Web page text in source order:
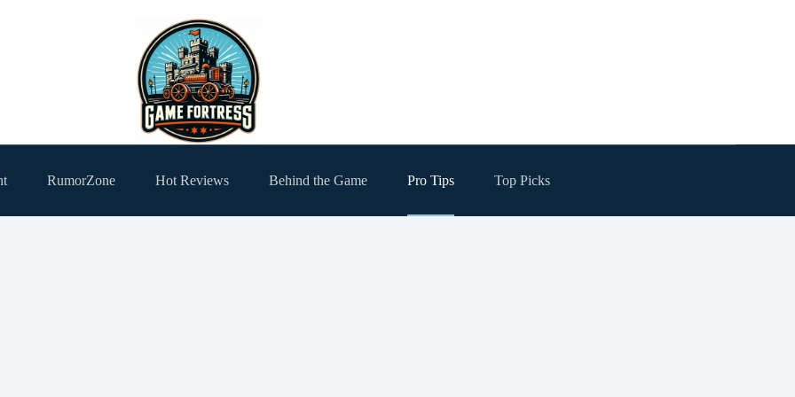
RumorZone Hot Reviews Behind the Game Pro Tips Top Picks